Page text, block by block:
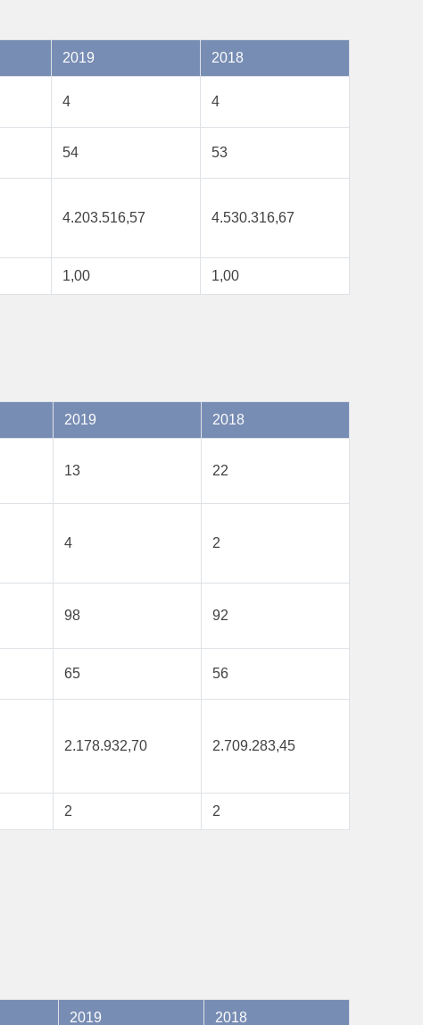
2019 2018
4 4
54 53
4.203.516,57 4.530.316,67
1,00 1,00
2019 2018
13 22
4 2
98 92
65 56
2.178.932,70 2.709.283,45
2 2
2019 2018